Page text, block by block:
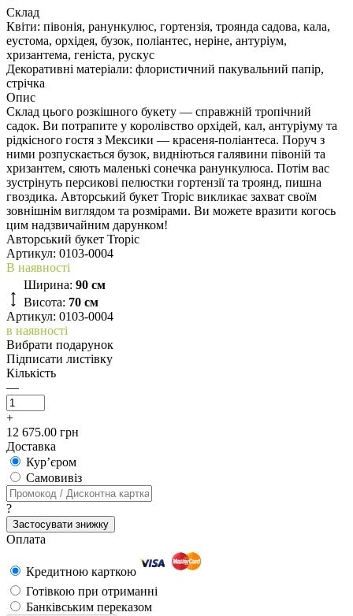
Склад
Квіти: півонія, ранункулюс, гортензія, троянда садова, кала,
еустома, орхідея, бузок, поліантес, неріне, антуріум,
хризантема, геніста, рускус
Декоративні матеріали: флористичний пакувальний папір,
стрічка
Опис
Склад цього розкішного букету — справжній тропічний
садок. Ви потрапите у королівство орхідей, кал, антуріуму та
рідкісного гостя з Мексики — красеня-поліантеса. Поруч з
ними розпускається бузок, видніються галявини півоній та
хризантем, сяють маленькі сонечка ранункулюса. Потім вас
зустрінуть персикові пелюстки гортензії та троянд, пишна
гвоздика. Авторський букет Tropic викликає захват своїм
зовнішнім виглядом та розмірами. Ви можете вразити когось
цим надзвичайним дарунком!
Авторський букет Tropic
Артикул: 0103-0004
В наявності
Ширина: 90 см
Висота: 70 см
Артикул: 0103-0004
в наявності
Вибрати подарунок
Підписати листівку
Кількість
—
+
12 675.00 грн
Доставка
Кур’єром
Самовивіз
?
Застосувати знижку
Оплата
Кредитною карткою
Готівкою при отриманні
Банківським переказом